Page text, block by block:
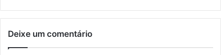
Deixe um comentário